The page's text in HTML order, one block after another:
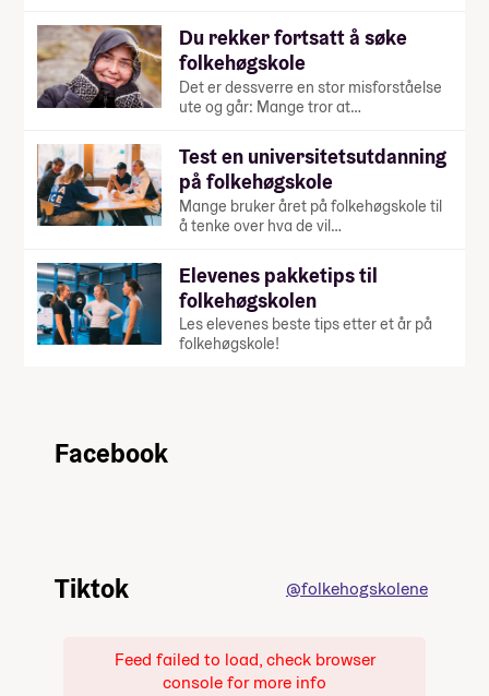
Du rekker fortsatt å søke
folkehøgskole
Det er dessverre en stor misforståelse
ute og går: Mange tror at…
Test en universitetsutdanning
på folkehøgskole
Mange bruker året på folkehøgskole til
å tenke over hva de vil…
Elevenes pakketips til
folkehøgskolen
Les elevenes beste tips etter et år på
folkehøgskole!
Facebook
Tiktok @folkehogskolene
Feed failed to load, check browser
console for more info